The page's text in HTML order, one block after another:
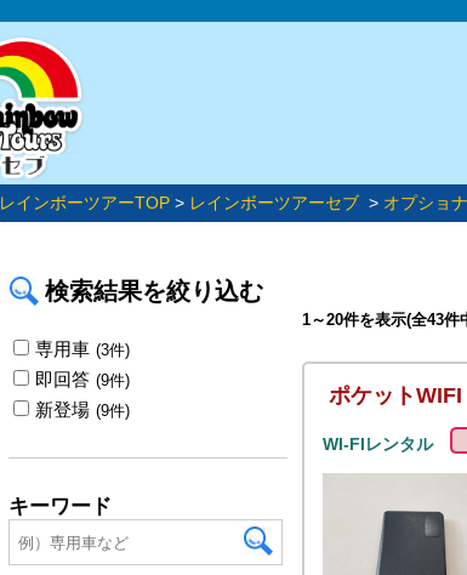
レインボーツアーTOP > レインボーツアーセブ > オプショ
検索結果を絞り込む
専用車 (3件)
即回答 (9件)
新登場 (9件)
キーワード
1～20件を表示(全43件
ポケット
WI-FIレンタル